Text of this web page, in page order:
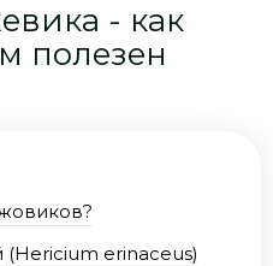
- как
полезен
erinaceus)